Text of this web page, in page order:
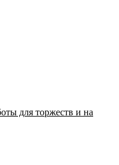
для торжеств и на